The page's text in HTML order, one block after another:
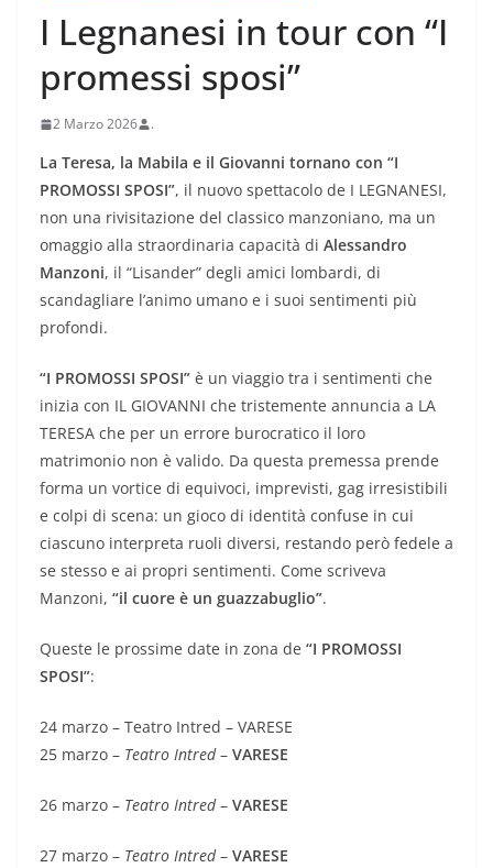
I Legnanesi in tour con “I
promessi sposi”
2 Marzo 2026 .
La Teresa, la Mabila e il Giovanni tornano con “I
PROMOSSI SPOSI”, il nuovo spettacolo de I LEGNANESI,
non una rivisitazione del classico manzoniano, ma un
omaggio alla straordinaria capacità di Alessandro
Manzoni, il “Lisander” degli amici lombardi, di
scandagliare l’animo umano e i suoi sentimenti più
profondi.
“I PROMOSSI SPOSI” è un viaggio tra i sentimenti che
inizia con IL GIOVANNI che tristemente annuncia a LA
TERESA che per un errore burocratico il loro
matrimonio non è valido. Da questa premessa prende
forma un vortice di equivoci, imprevisti, gag irresistibili
e colpi di scena: un gioco di identità confuse in cui
ciascuno interpreta ruoli diversi, restando però fedele a
se stesso e ai propri sentimenti. Come scriveva
Manzoni, “il cuore è un guazzabuglio”.
Queste le prossime date in zona de “I PROMOSSI
SPOSI”:
24 marzo – Teatro Intred – VARESE
25 marzo – Teatro Intred– VARESE
26 marzo – Teatro Intred– VARESE
27 marzo – Teatro Intred– VARESE